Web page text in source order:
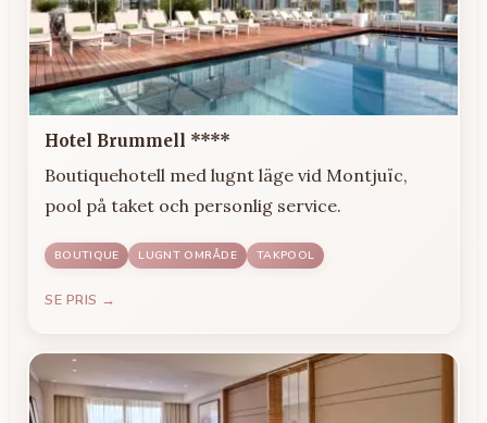
Hotel Brummell ****
Boutiquehotell med lugnt läge vid Montjuïc,
pool på taket och personlig service.
BOUTIQUE LUGNT OMRÅDE TAKPOOL
SE PRIS →